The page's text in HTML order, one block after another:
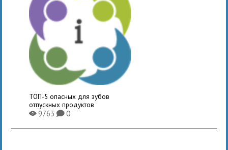
ТОП-5 опасных для зубов
отпускных продуктов
X9763K0